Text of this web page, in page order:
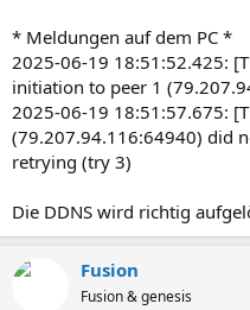
* Meldungen auf dem PC *
2025-06-19 18:51:52.425:
initiation to peer 1
2025-06-19 18:51:57.675:
(79.207.94.116:64940) did
retrying (try 3)
Die DDNS wird richtig
Fusion
Fusion & genesis